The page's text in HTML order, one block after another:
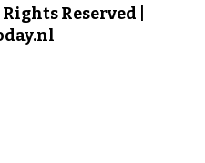
Reserved |